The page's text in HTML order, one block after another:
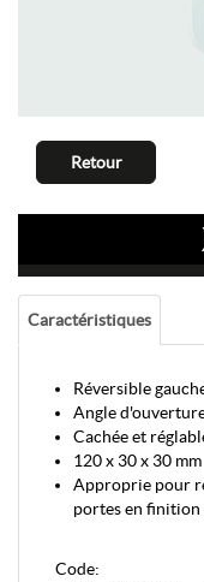
Retour
Caractéristiques
Réversible
Angle
Cachée et
120 x 30 x 30 mm
Approprie pour
portes en
Code: